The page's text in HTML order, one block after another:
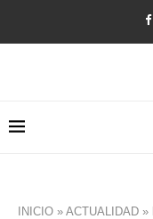
INICIO » ACTUALIDAD »